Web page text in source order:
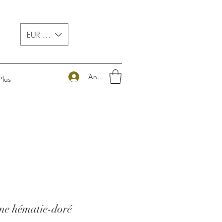
EUR (€)
Anmelden
hématie-doré